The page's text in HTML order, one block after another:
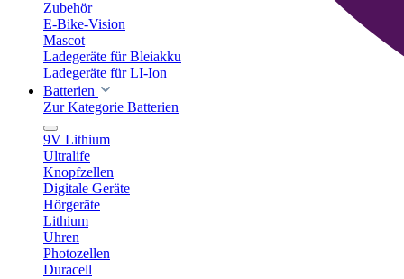
Zubehör
E-Bike-Vision
Mascot
Ladegeräte für Bleiakku
Ladegeräte für LI-Ion
Batterien
Zur Kategorie Batterien
9V Lithium
Ultralife
Knopfzellen
Digitale Geräte
Hörgeräte
Lithium
Uhren
Photozellen
Duracell